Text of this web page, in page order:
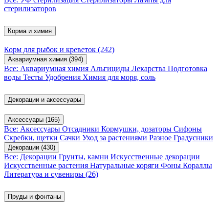
стерилизаторов
Корма и химия
Корм для рыбок и креветок (242)
Аквариумная химия (394)
Все: Аквариумная химия Альгициды Лекарства Подготовка
воды Тесты Удобрения Химия для моря, соль
Декорации и аксессуары
Аксессуары (165)
Все: Аксессуары Отсадники Кормушки, дозаторы Сифоны
Скребки, щетки Сачки Уход за растениями Разное Градусники
Декорации (430)
Все: Декорации Грунты, камни Искусственные декорации
Искусственные растения Натуральные коряги Фоны Кораллы
Литература и сувениры (26)
Пруды и фонтаны